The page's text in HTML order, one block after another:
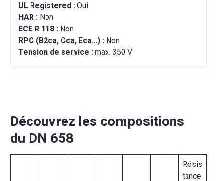
UL Registered : Oui
HAR : Non
ECE R 118 : Non
RPC (B2ca, Cca, Eca...) : Non
Tension de service : max. 350 V
Découvrez les compositions
du DN 658
Résis
tance